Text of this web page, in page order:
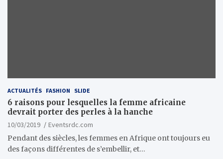
ACTUALITÉS FASHION SLIDE
6 raisons pour lesquelles la femme africaine
devrait porter des perles à la hanche
10/03/2019
Eventsrdc.com
Pendant des siècles, les femmes en Afrique ont toujours eu
des façons différentes de s’embellir, et…